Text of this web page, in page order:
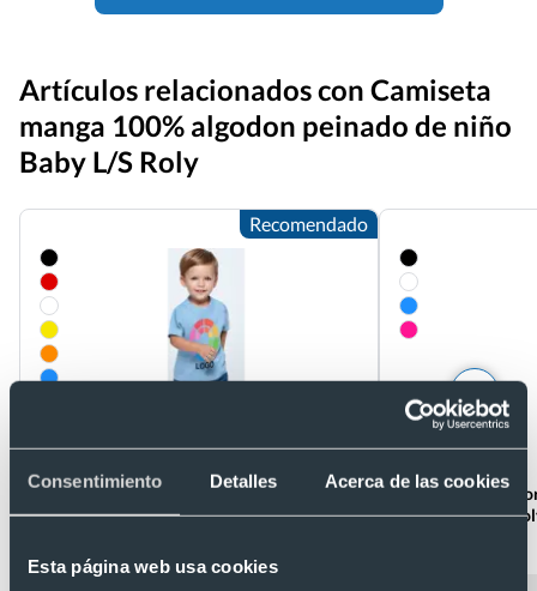
Consentimiento Detalles Acerca de las cookies
Esta página web usa cookies
Artículos relacionados con Camiseta
manga 100% algodon peinado de niño
Baby L/S Roly
Recomendado
Camiseta manga corta 100% algodon
peinado de niño Baby Roly
Recíbelo
Body de manga
de niño Honey